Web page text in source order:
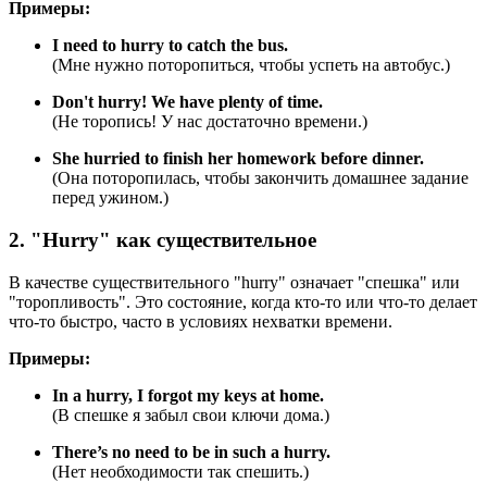
Примеры:
I need to hurry to catch the bus.
(Мне нужно поторопиться, чтобы успеть на автобус.)
Don't hurry! We have plenty of time.
(Не торопись! У нас достаточно времени.)
She hurried to finish her homework before dinner.
(Она поторопилась, чтобы закончить домашнее задание
перед ужином.)
2. "Hurry" как существительное
В качестве существительного "hurry" означает "спешка" или
"торопливость". Это состояние, когда кто-то или что-то делает
что-то быстро, часто в условиях нехватки времени.
Примеры:
In a hurry, I forgot my keys at home.
(В спешке я забыл свои ключи дома.)
There’s no need to be in such a hurry.
(Нет необходимости так спешить.)